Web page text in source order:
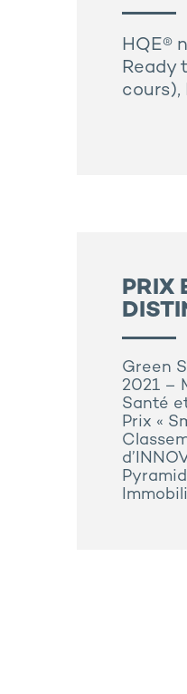
HQE®
Ready
cours),
PRIX
Green
2021 –
Santé
Prix «